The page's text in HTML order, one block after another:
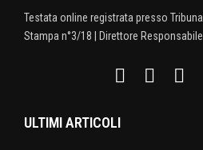
Testata online registrata presso
Stampa n°3/18 | Direttore
ULTIMI ARTICOLI